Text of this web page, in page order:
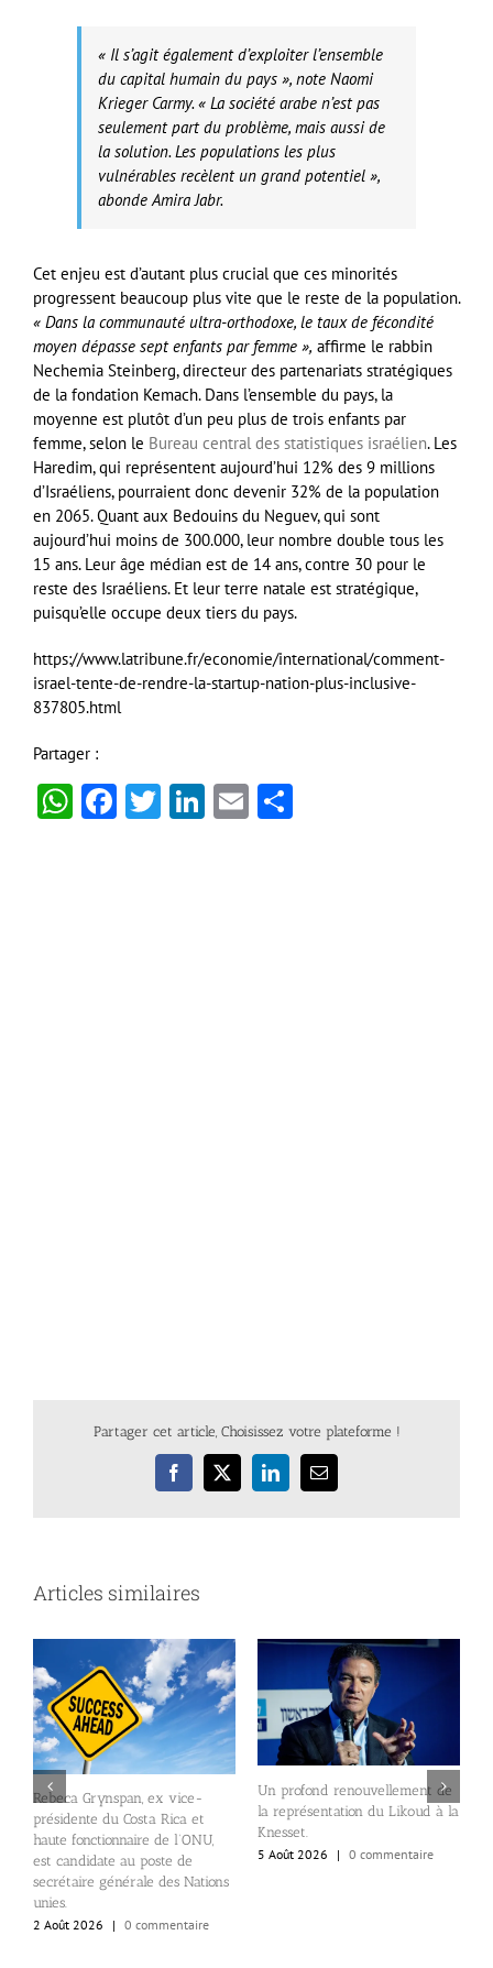
« Il s’agit également d’exploiter l’ensemble
du capital humain du pays », note Naomi
Krieger Carmy.« La société arabe n’est pas
seulement part du problème, mais aussi de
la solution. Les populations les plus
vulnérables recèlent un grand potentiel »,
abonde Amira Jabr.
Cet enjeu est d’autant plus crucial que ces minorités
progressent beaucoup plus vite que le reste de la population.
« Dans la communauté ultra-orthodoxe, le taux de fécondité
moyen dépasse sept enfants par femme », affirme le rabbin
Nechemia Steinberg, directeur des partenariats stratégiques
de la fondation Kemach. Dans l’ensemble du pays, la
moyenne est plutôt d’un peu plus de trois enfants par
femme, selon le Bureau central des statistiques israélien. Les
Haredim, qui représentent aujourd’hui 12% des 9 millions
d’Israéliens, pourraient donc devenir 32% de la population
en 2065. Quant aux Bedouins du Neguev, qui sont
aujourd’hui moins de 300.000, leur nombre double tous les
15 ans. Leur âge médian est de 14 ans, contre 30 pour le
reste des Israéliens. Et leur terre natale est stratégique,
puisqu’elle occupe deux tiers du pays.
https://www.latribune.fr/economie/international/comment-
israel-tente-de-rendre-la-startup-nation-plus-inclusive-
837805.html
Partager :
WhatsApp
Facebook
Twitter
LinkedIn
Email
Partager cet article, Choisissez votre plateforme !
Facebook
X LinkedInEmail
Articles similaires
Rebeca Grynspan, ex vice-
présidente du Costa Rica et
haute fonctionnaire de l’ONU,
est candidate au poste de
secrétaire générale des Nations
unies.
2 Août 2026
| 0 commentaire
Un profond renouvellement de
la représentation du Likoud à la
Knesset.
5 Août 2026
| 0 commentaire